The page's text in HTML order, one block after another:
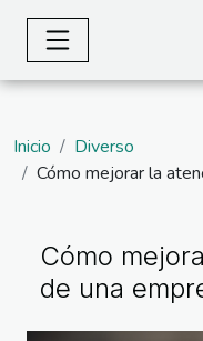
Inicio
Diverso
Cómo mejorar la
Cómo
de una